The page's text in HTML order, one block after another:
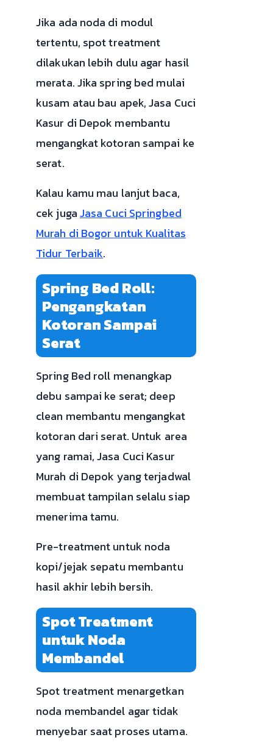
Jika ada noda di modul
tertentu, spot treatment
dilakukan lebih dulu agar hasil
merata. Jika spring bed mulai
kusam atau bau apek, Jasa Cuci
Kasur di Depok membantu
mengangkat kotoran sampai ke
serat.
Kalau kamu mau lanjut baca,
cek jugaJasa Cuci Springbed
Murah di Bogor untuk Kualitas
Tidur Terbaik.
Spring Bed Roll:
Pengangkatan
Kotoran Sampai
Serat
Spring Bed roll menangkap
debu sampai ke serat; deep
clean membantu mengangkat
kotoran dari serat. Untuk area
yang ramai, Jasa Cuci Kasur
Murah di Depok yang terjadwal
membuat tampilan selalu siap
menerima tamu.
Pre-treatment untuk noda
kopi/jejak sepatu membantu
hasil akhir lebih bersih.
Spot Treatment
untuk Noda
Membandel
Spot treatment menargetkan
noda membandel agar tidak
menyebar saat proses utama.